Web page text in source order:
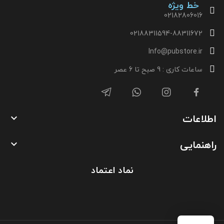
خط ویژه
02182806016
02188311594-88311672
Info@pubstore.ir
ساعات کاری : 9 صبح تا 6 عصر
اطلاعات 
راهنمایی 
نماد اعتماد